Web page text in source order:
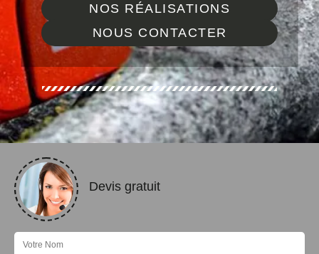
NOS RÉALISATIONS
NOUS CONTACTER
Devis gratuit